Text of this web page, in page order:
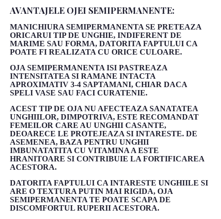
AVANTAJELE OJEI SEMIPERMANENTE:
MANICHIURA SEMIPERMANENTA SE PRETEAZA
ORICARUI TIP DE UNGHIE, INDIFERENT DE
MARIME SAU FORMA, DATORITA FAPTULUI CA
POATE FI REALIZATA CU ORICE CULOARE.
OJA SEMIPERMANENTA ISI PASTREAZA
INTENSITATEA SI RAMANE INTACTA
APROXIMATIV 3-4 SAPTAMANI, CHIAR DACA
SPELI VASE SAU FACI CURATENIE.
ACEST TIP DE OJA NU AFECTEAZA SANATATEA
UNGHIILOR, DIMPOTRIVA, ESTE RECOMANDAT
FEMEILOR CARE AU UNGHII CASANTE,
DEOARECE LE PROTEJEAZA SI INTARESTE. DE
ASEMENEA, BAZA PENTRU UNGHII
IMBUNATATITA CU VITAMINA A ESTE
HRANITOARE SI CONTRIBUIE LA FORTIFICAREA
ACESTORA.
DATORITA FAPTULUI CA INTARESTE UNGHIILE SI
ARE O TEXTURA PUTIN MAI RIGIDA, OJA
SEMIPERMANENTA TE POATE SCAPA DE
DISCOMFORTUL RUPERII ACESTORA.